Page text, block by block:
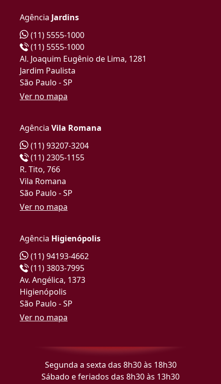
Agência Jardins
(11) 5555-1000
(11) 5555-1000
Al. Joaquim Eugênio de Lima, 1281
Jardim Paulista
São Paulo - SP
Ver no mapa
Agência Vila Romana
(11) 93207-3204
(11) 2305-1155
R. Tito, 766
Vila Romana
São Paulo - SP
Ver no mapa
Agência Higienópolis
(11) 94193-4662
(11) 3803-7995
Av. Angélica, 1373
Higienópolis
São Paulo - SP
Ver no mapa
Segunda a sexta das 8h30 às 18h30
Sábado e feriados das 8h30 às 13h30